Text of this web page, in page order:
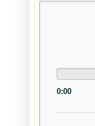
0:00